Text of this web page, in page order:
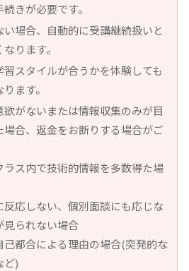
きが必要です。
場合、自動的に受講継続扱いと
ります。
習スタイルが合うかを体験しても
ます。
がないまたは情報収集のみが目
合、返金をお断りする場合がご
ス内で技術的情報を多数得た場
応しない、個別面談にも応じな
見られない場合
都合による理由の場合(突発的な
ど)